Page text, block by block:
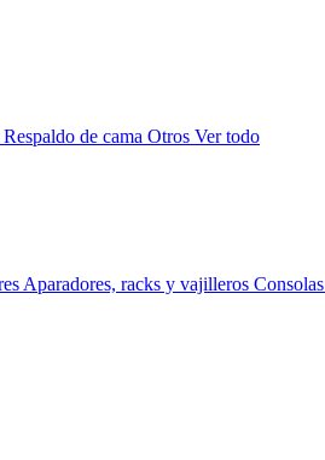
Respaldo de cama Otros Ver todo
Aparadores, racks y vajilleros Consolas